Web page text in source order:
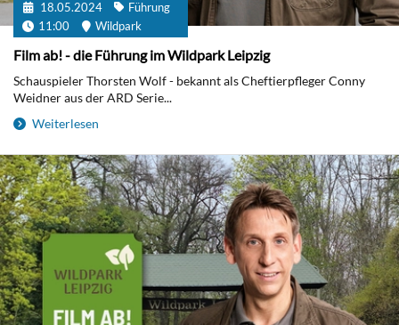
18.05.2024
Führung
11:00
Wildpark
Film ab! - die Führung im Wildpark Leipzig
Schauspieler Thorsten Wolf - bekannt als Cheftierpfleger Conny
Weidner aus der ARD Serie...
Weiterlesen